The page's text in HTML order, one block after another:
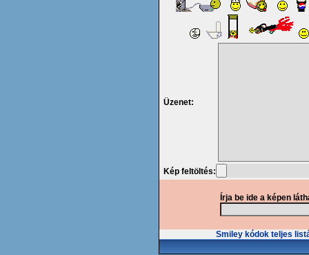
Üzenet:
Kép feltöltés:
Írja be ide a képen
Smiley kódok teljes